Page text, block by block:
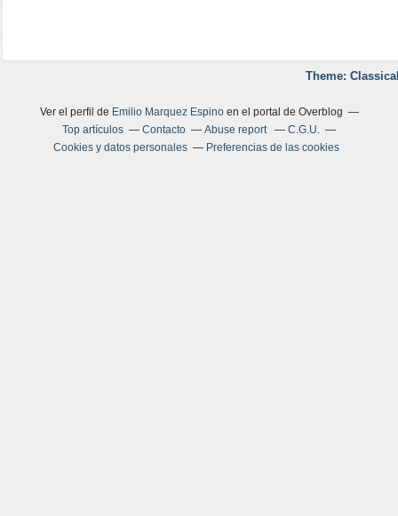
Theme:
Ver el perfil de Emilio Marquez Espinoen el portal de Overblog
Top artículos
Contacto Abuse report
C.G.U.
Cookies y datos personales
Preferencias de las cookies